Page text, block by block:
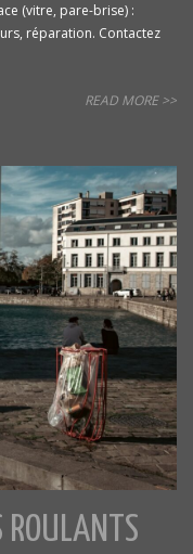
(vitre, pare-brise) :
réparation. Contactez
READ MORE >>
ROULANTS